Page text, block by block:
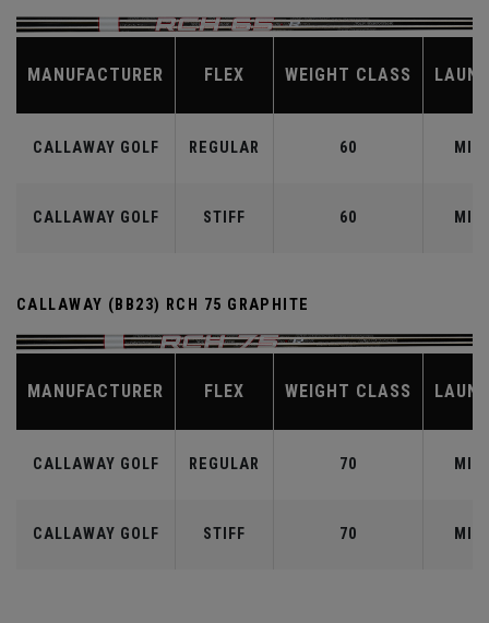
MANUFACTURER FLEX WEIGHT CLASS
CALLAWAY GOLF REGULAR 60 MID
CALLAWAY GOLF STIFF 60 MID
CALLAWAY (BB23) RCH 75 GRAPHITE
MANUFACTURER FLEX WEIGHT CLASS
CALLAWAY GOLF REGULAR 70 MID
CALLAWAY GOLF STIFF 70 MID